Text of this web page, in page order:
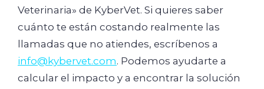
Veterinaria» de KyberVet. Si quieres saber
cuánto te están costando realmente las
llamadas que no atiendes, escríbenos a
info@kybervet.com. Podemos ayudarte a
calcular el impacto y a encontrar la solución